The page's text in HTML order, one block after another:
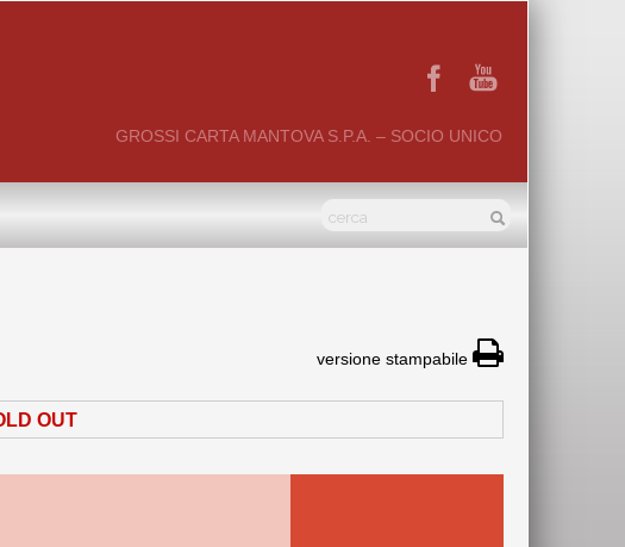
GROSSI CARTA MANTOVA S.P.A. – SOCIO UNICO
versione stampabile
OUT